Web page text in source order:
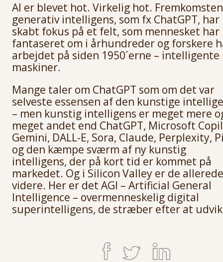
AI er blevet hot. Virkelig hot.
generativ intelligens, som fx ChatGPT, har
skabt fokus på et felt, som mennesket har
fantaseret om i århundreder og forskere
arbejdet på siden 1950´erne – intelligente
maskiner.
Mange taler om ChatGPT som om det var
selveste essensen af den kunstige
– men kunstig intelligens er meget mere
meget andet end ChatGPT, Microsoft
Gemini, DALL-E, Sora, Claude, Perplexity,
og den kæmpe sværm af ny kunstig
intelligens, der på kort tid er kommet på
markedet. Og i Silicon Valley er de allerede
videre. Her er det AGI – Artificial General
Intelligence – overmenneskelig digital
superintelligens, de stræber efter at